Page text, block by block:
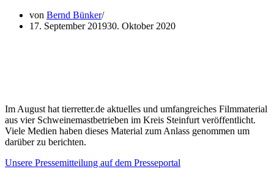
von Bernd Bünker
17. September 201930. Oktober 2020
Im August hat tierretter.de aktuelles und umfangreiches Filmmaterial
aus vier Schweinemastbetrieben im Kreis Steinfurt veröffentlicht.
Viele Medien haben dieses Material zum Anlass genommen um
darüber zu berichten.
Unsere Pressemitteilung auf dem Presseportal